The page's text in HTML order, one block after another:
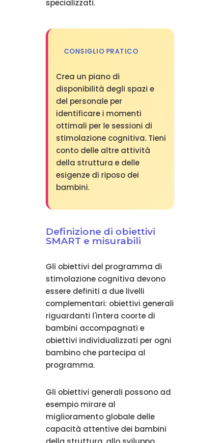
specializzati.
CONSIGLIO PRATICO
Crea un piano di
disponibilità degli spazi e
del personale per
identificare i momenti
ottimali per le sessioni di
stimolazione cognitiva. Tieni
conto delle altre attività
della struttura e delle
esigenze di riposo dei
bambini.
Definizione di obiettivi
SMART e misurabili
Gli obiettivi del programma di
stimolazione cognitiva devono
essere definiti a due livelli
complementari: obiettivi generali
riguardanti l'intera coorte di
bambini accompagnati e
obiettivi individualizzati per ogni
bambino che partecipa al
programma.
Gli obiettivi generali possono ad
esempio mirare al
miglioramento globale delle
capacità attentive dei bambini